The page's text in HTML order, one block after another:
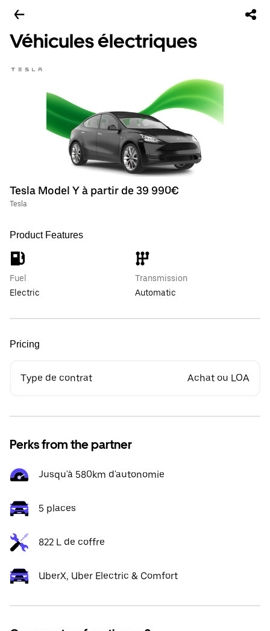
Véhicules électriques
Tesla Model Y à partir de 39 990€
Tesla
Product Features
Fuel
Electric
Transmission
Automatic
Pricing
Type de contrat Achat ou LOA
Perks from the partner
Jusqu'à 580km d'autonomie
5 places
822 L de coffre
UberX, Uber Electric & Comfort